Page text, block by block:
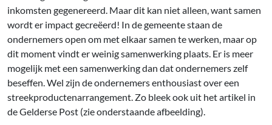
inkomsten gegenereerd. Maar dit kan niet alleen, want samen
wordt er impact gecreëerd! In de gemeente staan de
ondernemers open om met elkaar samen te werken, maar op
dit moment vindt er weinig samenwerking plaats. Er is meer
mogelijk met een samenwerking dan dat ondernemers zelf
beseffen. Wel zijn de ondernemers enthousiast over een
streekproductenarrangement. Zo bleek ook uit het artikel in
de Gelderse Post (zie onderstaande afbeelding).